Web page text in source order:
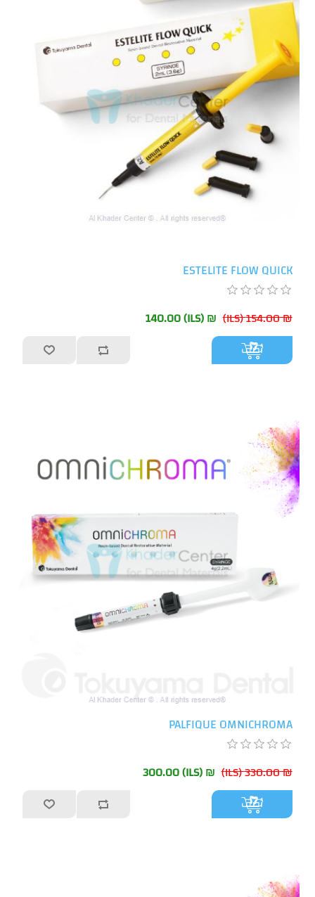
ESTELITE FLOW QUICK
₪ 154.00 (ILS)
₪ 140.00 (ILS)
أضف
PALFIQUE OMNICHROMA
₪ 330.00 (ILS)
₪ 300.00 (ILS)
أضف